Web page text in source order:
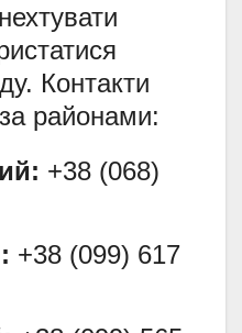
Контакти
районами:
+38 (068)
+38 (099) 617